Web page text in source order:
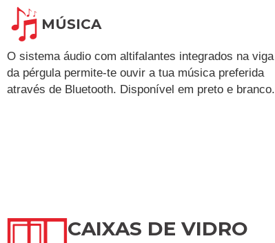
MÚSICA
O sistema áudio com altifalantes integrados na viga
da pérgula permite-te ouvir a tua música preferida
através de Bluetooth. Disponível em preto e branco.
CAIXAS DE VIDRO